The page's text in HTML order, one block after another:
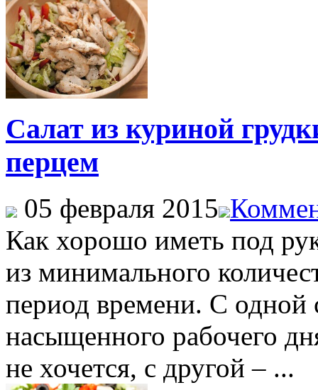
Салат из куриной
перцем
05 февраля 2015
Как хорошо иметь под
из минимального
период времени. С одной
насыщенного рабочего
не хочется, с другой – ...